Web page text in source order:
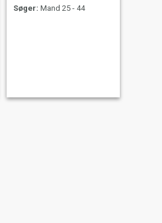
Søger: Mand 25 - 44